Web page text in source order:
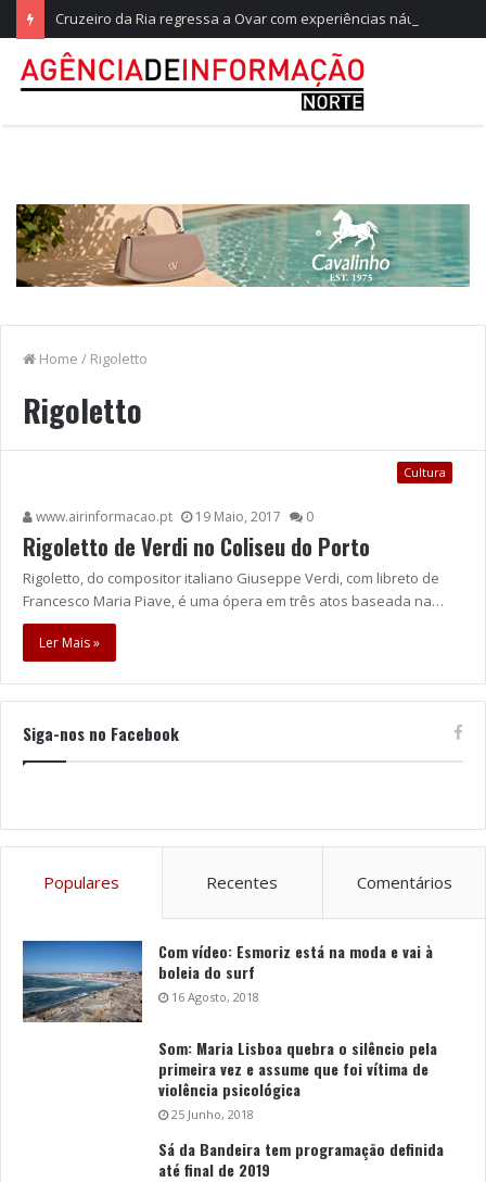
Home / Rigoletto
Rigoletto
Cultura
www.airinformacao.pt 19 Maio, 2017 0
Rigoletto de Verdi no Coliseu do Porto
Rigoletto, do compositor italiano Giuseppe Verdi, com libreto de
Francesco Maria Piave, é uma ópera em três atos baseada na…
Ler Mais »
Siga-nos no Facebook
Populares Recentes Comentários
Com vídeo: Esmoriz está na moda e vai à
boleia do surf
16 Agosto, 2018
Som: Maria Lisboa quebra o silêncio pela
primeira vez e assume que foi vítima de
violência psicológica
25 Junho, 2018
Sá da Bandeira tem programação definida
até final de 2019